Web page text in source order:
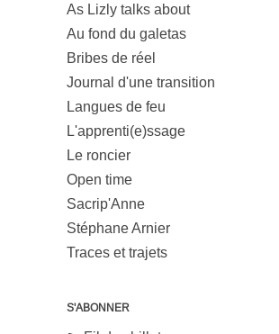
As Lizly talks about
Au fond du galetas
Bribes de réel
Journal d'une transition
Langues de feu
L'apprenti(e)ssage
Le roncier
Open time
Sacrip'Anne
Stéphane Arnier
Traces et trajets
S'ABONNER